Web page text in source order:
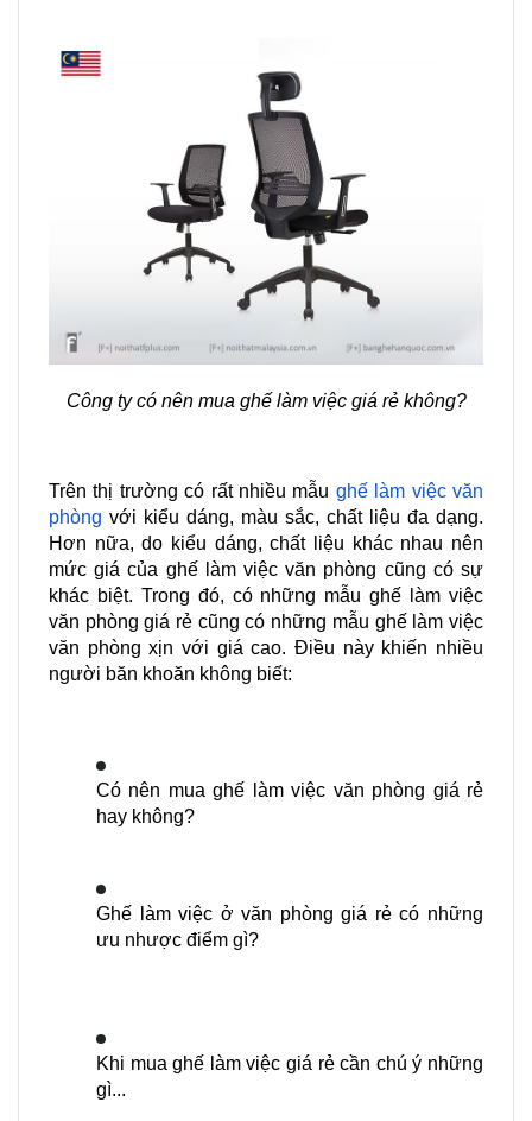
Công ty có nên mua ghế làm việc giá rẻ không?
Trên thị trường có rất nhiều mẫu ghế làm việc văn
phòng với kiểu dáng, màu sắc, chất liệu đa dạng.
Hơn nữa, do kiểu dáng, chất liệu khác nhau nên
mức giá của ghế làm việc văn phòng cũng có sự
khác biệt. Trong đó, có những mẫu ghế làm việc
văn phòng giá rẻ cũng có những mẫu ghế làm việc
văn phòng xịn với giá cao. Điều này khiến nhiều
người băn khoăn không biết:
Có nên mua ghế làm việc văn phòng giá rẻ
hay không?
Ghế làm việc ở văn phòng giá rẻ có những
ưu nhược điểm gì?
Khi mua ghế làm việc giá rẻ cần chú ý những
gì...